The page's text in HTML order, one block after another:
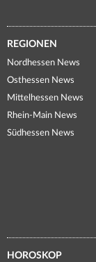
REGIONEN
Nordhessen News
Osthessen News
Mittelhessen News
Rhein-Main News
Südhessen News
HOROSKOP